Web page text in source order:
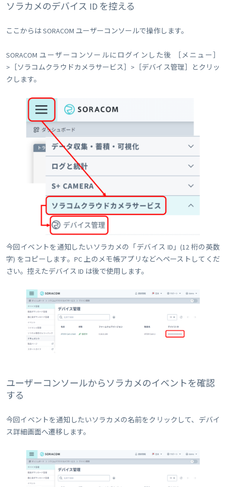
ソラカメのデバイス ID を控える
ここからは SORACOM ユーザーコンソールで操作します。
SORACOM ユーザーコンソールにログインした後 ［メニュー］
>［ソラコムクラウドカメラサービス］>［デバイス管理］とクリッ
クします。
今回イベントを通知したいソラカメの「デバイス ID」(12 桁の英数
字) をコピーします。PC 上のメモ帳アプリなどへペーストしてくだ
さい。控えたデバイス ID は後で使用します。
ユーザーコンソールからソラカメのイベントを確認
する
今回イベントを通知したいソラカメの名前をクリックして、デバイ
ス詳細画面へ遷移します。